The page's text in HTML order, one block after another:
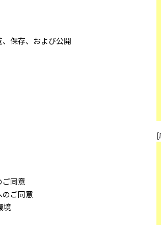
保存、および公開
ご同意
ご同意
境
[